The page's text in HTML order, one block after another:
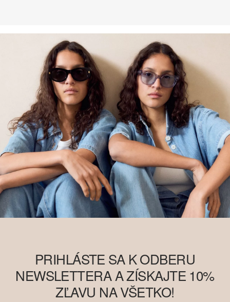
PRIHLÁSTE SA K ODBERU
NEWSLETTERA A ZÍSKAJTE 10%
ZĽAVU NA VŠETKO!